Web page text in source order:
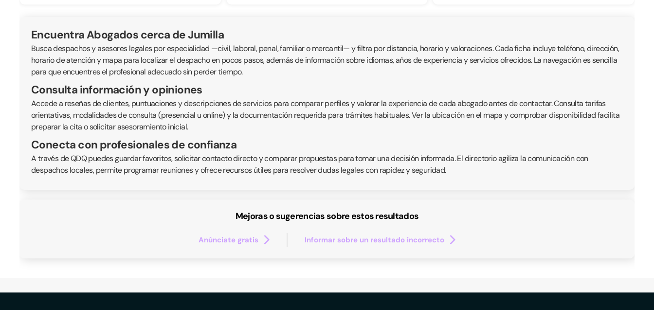
Encuentra Abogados cerca de Jumilla
Busca despachos y asesores legales por especialidad —civil, laboral, penal, familiar o mercantil— y filtra por distancia, horario y valoraciones. Cada ficha incluye teléfono, dirección,
horario de atención y mapa para localizar el despacho en pocos pasos, además de información sobre idiomas, años de experiencia y servicios ofrecidos. La navegación es sencilla
para que encuentres el profesional adecuado sin perder tiempo.
Consulta información y opiniones
Accede a reseñas de clientes, puntuaciones y descripciones de servicios para comparar perfiles y valorar la experiencia de cada abogado antes de contactar. Consulta tarifas
orientativas, modalidades de consulta (presencial u online) y la documentación requerida para trámites habituales. Ver la ubicación en el mapa y comprobar disponibilidad facilita
preparar la cita o solicitar asesoramiento inicial.
Conecta con profesionales de confianza
A través de QDQ puedes guardar favoritos, solicitar contacto directo y comparar propuestas para tomar una decisión informada. El directorio agiliza la comunicación con
despachos locales, permite programar reuniones y ofrece recursos útiles para resolver dudas legales con rapidez y seguridad.
Mejoras o sugerencias sobre estos resultados
Anúnciate gratis Informar sobre un resultado incorrecto